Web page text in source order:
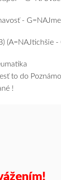
-
(A=NAJtichšie -
to do
!